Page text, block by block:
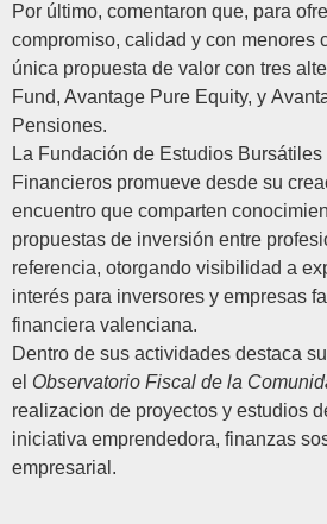
Por último, comentaron que, para
compromiso, calidad y con menores
única propuesta de valor con tres
Fund, Avantage Pure Equity, y
Pensiones.
La Fundación de Estudios Bursátiles
Financieros promueve desde su
encuentro que comparten
propuestas de inversión entre
referencia, otorgando visibilidad a
interés para inversores y empresas
financiera valenciana.
Dentro de sus actividades destaca
el Observatorio Fiscal de la
realizacion de proyectos y estudios
iniciativa emprendedora, finanzas
empresarial.